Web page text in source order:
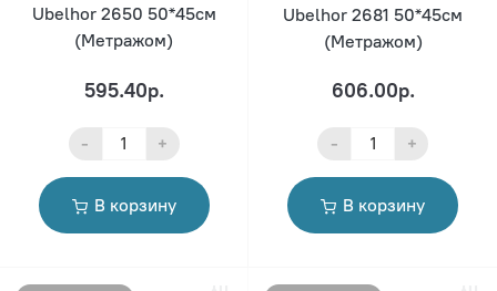
Ubelhor 2650 50*45см
(Метражом)
595.40р.
- +
В корзину
Ubelhor 2681 50*45см
(Метражом)
606.00р.
- +
В корзину